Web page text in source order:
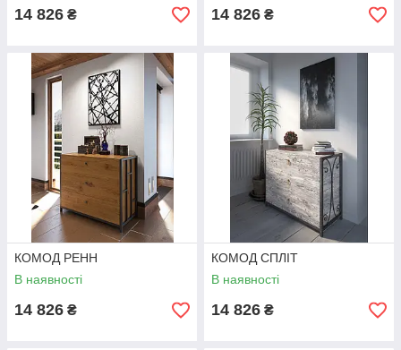
14 826 ₴ 14 826 ₴
КОМОД РЕНН
В наявності
14 826 ₴
КОМОД СПЛІТ
В наявності
14 826 ₴